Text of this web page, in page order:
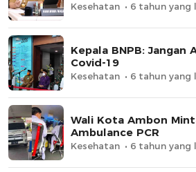
Kesehatan 6 tahun yang
Kepala BNPB: Jangan Anggap Enteng
Covid-19
Kesehatan 6 tahun yang
Wali Kota Ambon
Ambulance PCR
Kesehatan 6 tahun yang